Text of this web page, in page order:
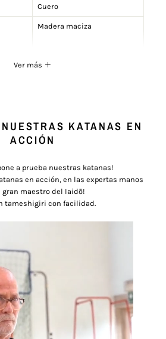
Cuero
Madera maciza
106 cm
0.75 cm
Ver más
KATANAS EN
ACCIÓN
a prueba nuestras katanas!
en acción, en las expertas manos
gran maestro del Iaidō!
tameshigiri con facilidad.